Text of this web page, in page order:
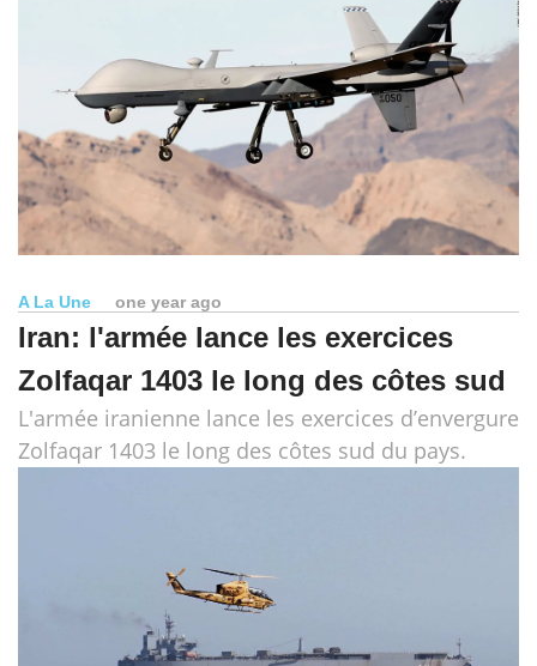
A La Une one year ago
Iran: l'armée lance les exercices
Zolfaqar 1403 le long des côtes sud
L'armée iranienne lance les exercices d’envergure
Zolfaqar 1403 le long des côtes sud du pays.